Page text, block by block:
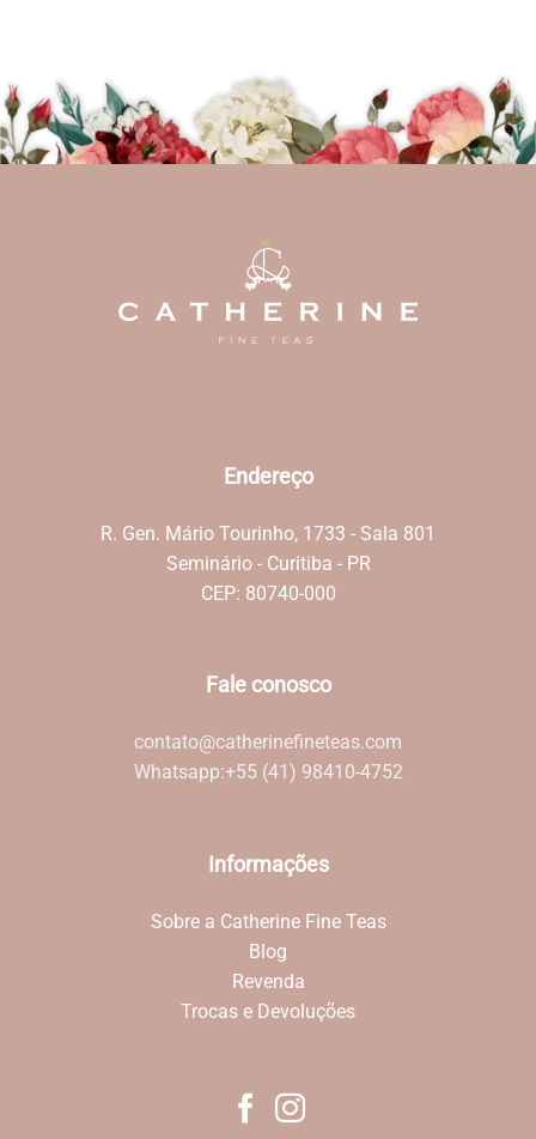
Endereço
R. Gen. Mário Tourinho, 1733 - Sala 801
Seminário - Curitiba - PR
CEP: 80740-000
Fale conosco
contato@catherinefineteas.com
Whatsapp:+55 (41) 98410-4752
Informações
Sobre a Catherine Fine Teas
Blog
Revenda
Trocas e Devoluções